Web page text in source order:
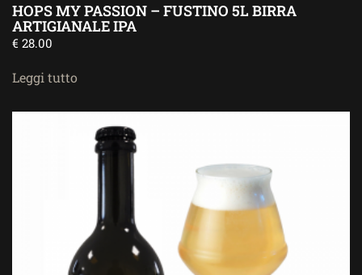
HOPS MY PASSION – FUSTINO 5L BIRRA
ARTIGIANALE IPA
€ 28.00
Leggi tutto